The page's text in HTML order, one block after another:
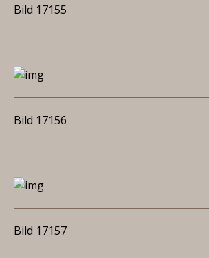
Bild 17155
Bild 17156
Bild 17157